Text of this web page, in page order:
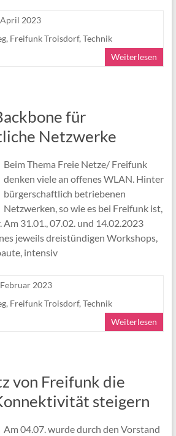
2023
, Freifunk Troisdorf, Technik
Weiterlesen
für
Netzwerke
Beim Thema Freie Netze/ Freifunk
denken viele an offenes WLAN. Hinter
bürgerschaftlich betriebenen
Netzwerken, so wie es bei Freifunk ist,
31.01., 07.02. und 14.02.2023
jeweils dreistündigen Workshops,
intensiv
2023
, Freifunk Troisdorf, Technik
Weiterlesen
von Freifunk die
steigern
Am 04.07. wurde durch den Vorstand